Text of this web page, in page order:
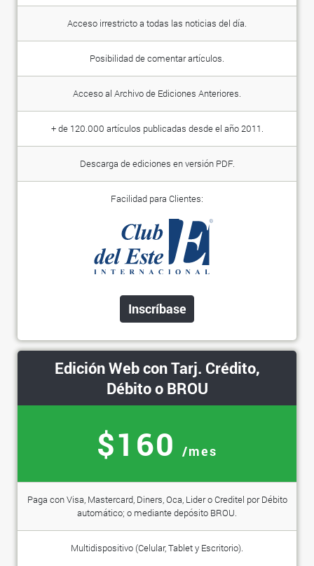
Acceso irrestricto a todas las noticias del día.
Posibilidad de comentar artículos.
Acceso al Archivo de Ediciones Anteriores.
+ de 120.000 artículos publicadas desde el año 2011.
Descarga de ediciones en versión PDF.
Facilidad para Clientes:
Inscríbase
Edición Web con Tarj. Crédito,
Débito o BROU
$160 /mes
Paga con Visa, Mastercard, Diners, Oca, Lider o Creditel por Débito
automático; o mediante depósito BROU.
Multidispositivo (Celular, Tablet y Escritorio).